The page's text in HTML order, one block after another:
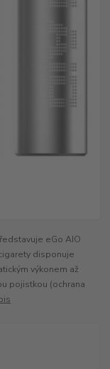
eGo AIO
disponuje
výkonem až
pojistkou (ochrana